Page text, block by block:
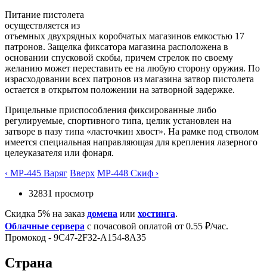
Питание пистолета
осуществляется из
отъемных двухрядных коробчатых магазинов емкостью 17
патронов. Защелка фиксатора магазина расположена в
основании спусковой скобы, причем стрелок по своему
желанию может переставить ее на любую сторону оружия. По
израсходовании всех патронов из магазина затвор пистолета
остается в открытом положении на затворной задержке.
Прицельные приспособления фиксированные либо
регулируемые, спортивного типа, целик установлен на
затворе в пазу типа «ласточкин хвост». На рамке под стволом
имеется специальная направляющая для крепления лазерного
целеуказателя или фонаря.
‹ МР-445 Варяг Вверх МР-448 Скиф ›
32831 просмотр
Скидка 5% на заказ домена или хостинга.
Облачные сервера с почасовой оплатой от 0.55 ₽/час.
Промокод - 9C47-2F32-A154-8A35
Страна